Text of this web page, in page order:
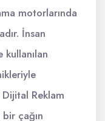
motorlarında
İnsan
kullanılan
Reklam
çağın